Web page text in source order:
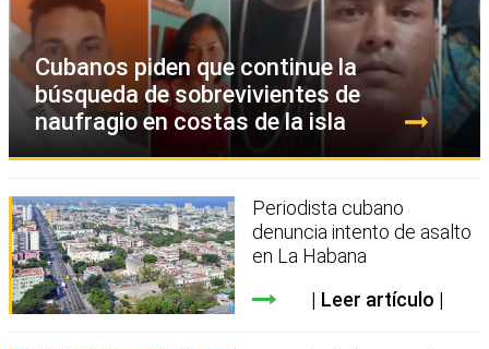
Cubanos piden que continue la
búsqueda de sobrevivientes de
naufragio en costas de la isla
Periodista cubano
denuncia intento de asalto
en La Habana
Leer artículo